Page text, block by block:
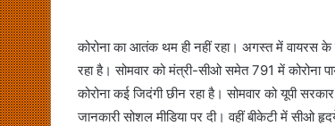
कोरोना का आतंक थम ही नहीं रहा। अगस्त में वायरस के
रहा है। सोमवार को मंत्री-सीओ समेत 791 में कोरोना
कोरोना कई जि‍दंगी छीन रहा है। सोमवार को यूपी
जानकारी सोशल मीडि‍या पर दी। वहीं बीकेटी में सीओ